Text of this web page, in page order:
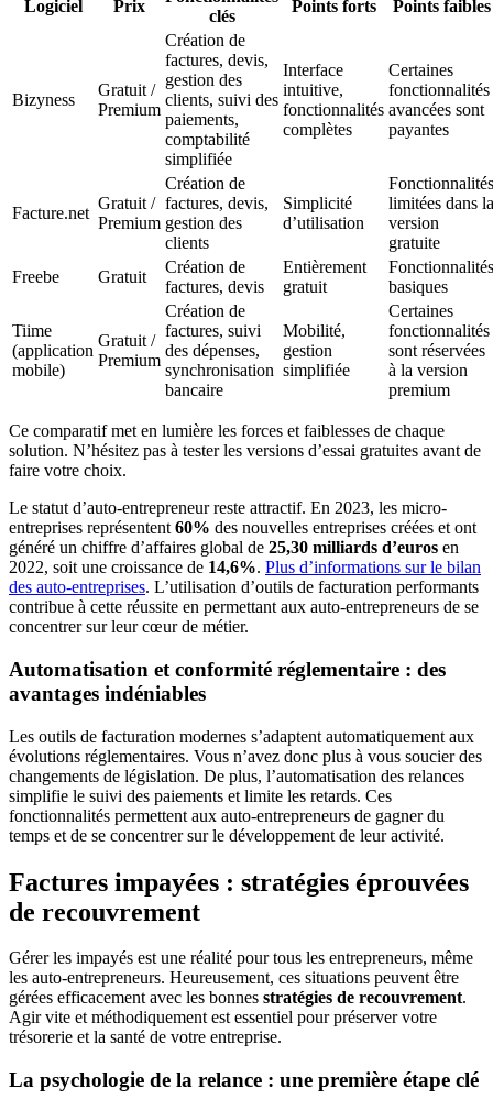
Logiciel Prix
clés
Points forts Points faibles
Bizyness
Gratuit /
Premium
Création de
factures, devis,
gestion des
clients, suivi des
paiements,
comptabilité
simplifiée
Interface
intuitive,
fonctionnalités
complètes
Certaines
fonctionnalités
avancées sont
payantes
Facture.net
Gratuit /
Premium
Création de
factures, devis,
gestion des
clients
Simplicité
d’utilisation
Fonctionnalités
limitées dans la
version
gratuite
Freebe
Gratuit
Création de
factures, devis
Entièrement
gratuit
Fonctionnalités
basiques
Tiime
(application
mobile)
Gratuit /
Premium
Création de
factures, suivi
des dépenses,
synchronisation
bancaire
Mobilité,
gestion
simplifiée
Certaines
fonctionnalités
sont réservées
à la version
premium
Ce comparatif met en lumière les forces et faiblesses de chaque
solution. N’hésitez pas à tester les versions d’essai gratuites avant de
faire votre choix.
Le statut d’auto-entrepreneur reste attractif. En 2023, les micro-
entreprises représentent 60% des nouvelles entreprises créées et ont
généré un chiffre d’affaires global de 25,30 milliards d’euros en
2022, soit une croissance de 14,6%. Plus d’informations sur le bilan
des auto-entreprises. L’utilisation d’outils de facturation performants
contribue à cette réussite en permettant aux auto-entrepreneurs de se
concentrer sur leur cœur de métier.
Automatisation et conformité réglementaire : des
avantages indéniables
Les outils de facturation modernes s’adaptent automatiquement aux
évolutions réglementaires. Vous n’avez donc plus à vous soucier des
changements de législation. De plus, l’automatisation des relances
simplifie le suivi des paiements et limite les retards. Ces
fonctionnalités permettent aux auto-entrepreneurs de gagner du
temps et de se concentrer sur le développement de leur activité.
Factures impayées : stratégies éprouvées
de recouvrement
Gérer les impayés est une réalité pour tous les entrepreneurs, même
les auto-entrepreneurs. Heureusement, ces situations peuvent être
gérées efficacement avec les bonnes stratégies de recouvrement.
Agir vite et méthodiquement est essentiel pour préserver votre
trésorerie et la santé de votre entreprise.
La psychologie de la relance : une première étape clé